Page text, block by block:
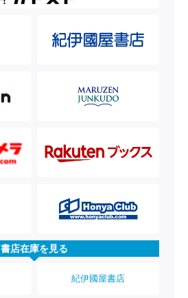
書店在庫を見る
紀伊國屋書店